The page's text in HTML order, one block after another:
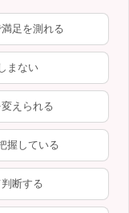
足を測れる
まない
えられる
握している
断する